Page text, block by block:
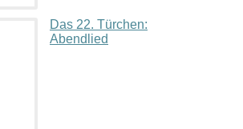
Das 22. Türchen:
Abendlied